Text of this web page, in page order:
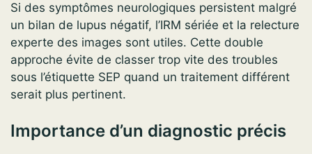
Si des symptômes neurologiques persistent malgré
un bilan de lupus négatif, l’IRM sériée et la relecture
experte des images sont utiles. Cette double
approche évite de classer trop vite des troubles
sous l’étiquette SEP quand un traitement différent
serait plus pertinent.
Importance d’un diagnostic précis